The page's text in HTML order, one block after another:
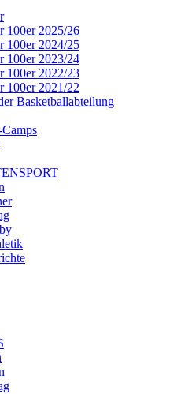
100er 2025/26
100er 2024/25
100er 2023/24
100er 2022/23
100er 2021/22
Basketballabteilung